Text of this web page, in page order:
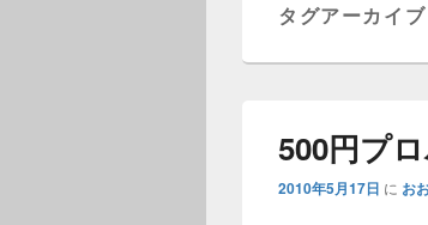
タグアーカイブ
500円プ
2010年5月17日 に お